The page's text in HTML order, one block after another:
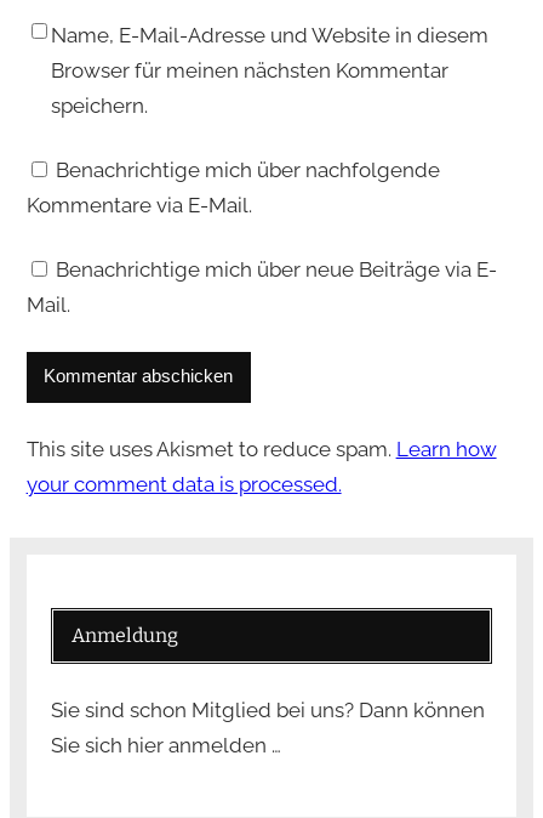
Name, E-Mail-Adresse und Website in diesem
Browser für meinen nächsten Kommentar
speichern.
Benachrichtige mich über nachfolgende
Kommentare via E-Mail.
Benachrichtige mich über neue Beiträge via E-
Mail.
This site uses Akismet to reduce spam. Learn how
your comment data is processed.
Anmeldung
Sie sind schon Mitglied bei uns? Dann können
Sie sich hier anmelden …